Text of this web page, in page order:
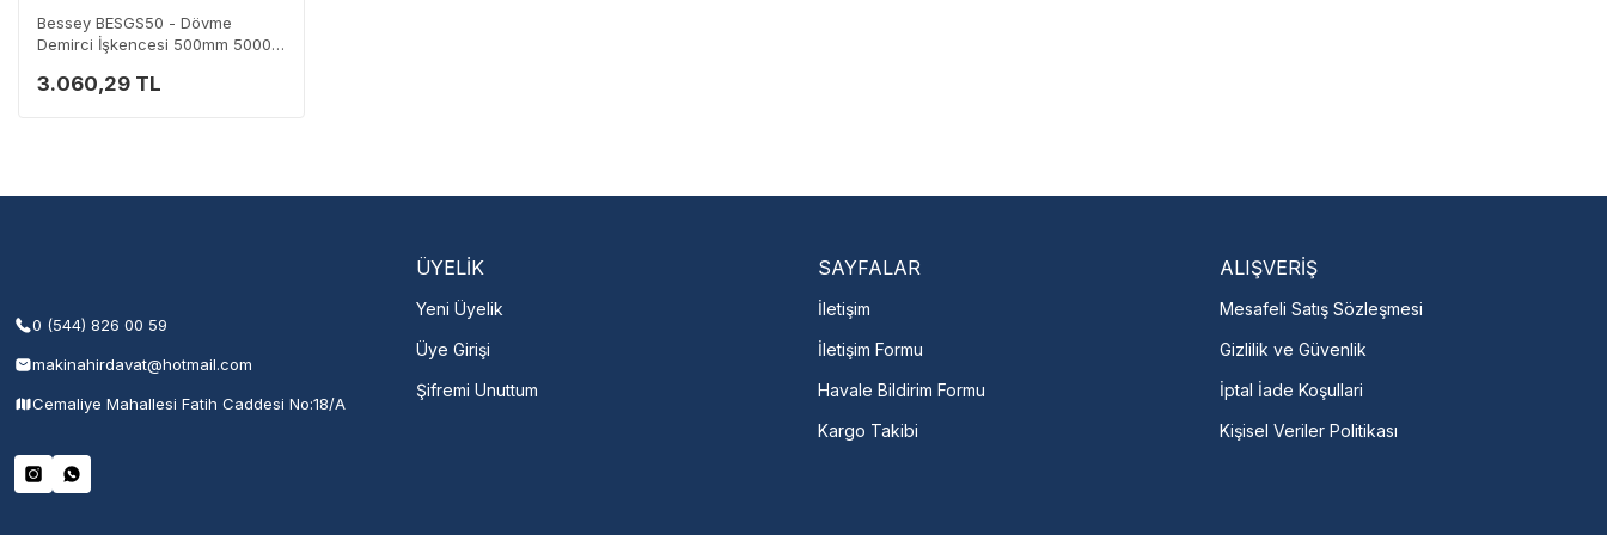
Bessey BESGS50 - Dövme
Demirci İşkencesi 500mm 5000n
3.060,29 TL
0 (544) 826 00 59
makinahirdavat@hotmail.com
Cemaliye Mahallesi Fatih Caddesi No:18/A
ÜYELİK
Yeni Üyelik
Üye Girişi
Şifremi Unuttum
SAYFALAR
İletişim
İletişim Formu
Havale Bildirim Formu
Kargo Takibi
ALIŞVERİŞ
Mesafeli Satış Sözleşmesi
Gizlilik ve Güvenlik
İptal İade Koşullari
Kişisel Veriler Politikası